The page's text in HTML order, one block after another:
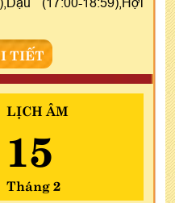
TIẾT
LỊCH ÂM
15
Tháng 2